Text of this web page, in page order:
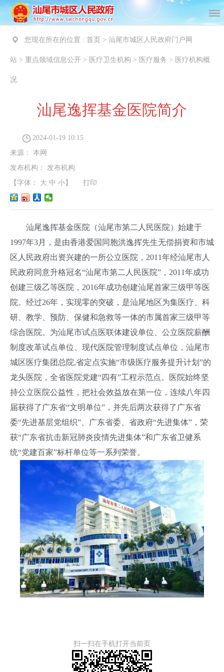
您现在所在的位置 : 首页 > 汕尾市城区人民政府门户网
站 > 重点领域信息公开 > 医疗卫生机构 > 医疗服务 > 医疗机构概
况
汕尾逸挥基金医院简介
2024-01-19 10:15
来源： 本网
发布机构： 发布机构
【字体： 大 中 小 】 打印
汕尾逸挥基金医院（汕尾市第二人民医院）始建于
1997年3月，是由香港爱国同胞洪逸挥先生无偿捐资和市城
区人民政府出资兴建的一所公立医院，2011年经汕尾市人
民政府同意升格冠名“汕尾市第二人民医院”，2011年成功
创建三级乙等医院，2016年成功创建汕尾首家三级甲等医
院。经过26年，实现零的突破，是汕尾地区为集医疗、科
研、教学、预防、保健和急救等一体的市属首家三级甲等
综合医院。为汕尾市试点医联体建设单位、公立医院薪酬
制度改革试点单位、现代医院管理制度试点单位，汕尾市
城区医疗集团总院,省定点实施“市级医疗服务提升计划”的
龙头医院，全省医院党建“四有”工程示范点。医院始终坚
持公立医院公益性，把社会效益放在第一位，连续八年四
届获得了广东省“文明单位”，并先后两次获得了广东省
委“先进基层党组织”、广东省委、省政府“先进集体”，荣
获“广东省抗击新冠肺炎疫情先进集体”和广东省卫健系
统“党建百家”标杆单位等一系列荣誉。
扫一扫在手机打开当前页